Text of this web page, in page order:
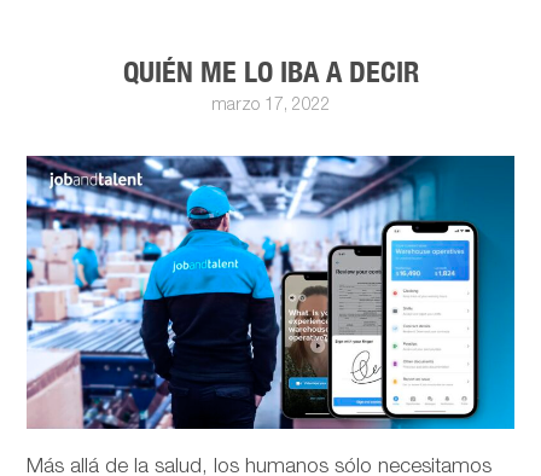
QUIÉN ME LO IBA A DECIR
marzo 17, 2022
Más allá de la salud, los humanos sólo necesitamos